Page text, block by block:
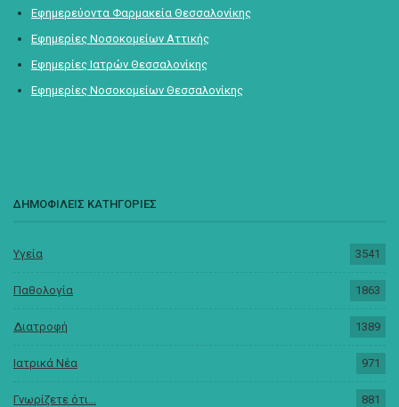
Εφημερεύοντα Φαρμακεία Θεσσαλονίκης
Εφημερίες Νοσοκομείων Αττικής
Εφημερίες Ιατρών Θεσσαλονίκης
Εφημερίες Νοσοκομείων Θεσσαλονίκης
ΔΗΜΟΦΙΛΕΙΣ ΚΑΤΗΓΟΡΙΕΣ
Υγεία 3541
Παθολογία 1863
Διατροφή 1389
Ιατρικά Νέα 971
Γνωρίζετε ότι... 881